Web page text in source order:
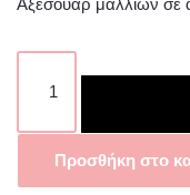
Προσθήκη στο